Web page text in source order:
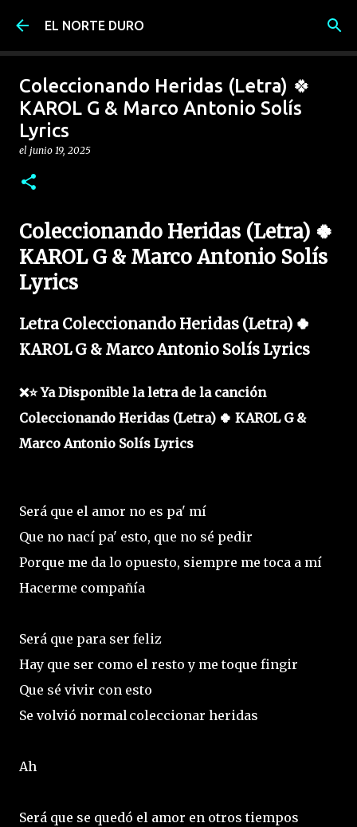
Ir al contenido principal
EL NORTE DURO
Coleccionando Heridas (Letra) 🍀
KAROL G & Marco Antonio Solís
Lyrics
el junio 19, 2025
Coleccionando Heridas (Letra) 🍀
KAROL G & Marco Antonio Solís
Lyrics
Letra Coleccionando Heridas (Letra) 🍀
KAROL G & Marco Antonio Solís Lyrics
❌⭐ Ya Disponible la letra de la canción
Coleccionando Heridas (Letra) 🍀 KAROL G &
Marco Antonio Solís Lyrics
Será que el amor no es pa' mí
Que no nací pa' esto, que no sé pedir
Porque me da lo opuesto, siempre me toca a mí
Hacerme compañía
Será que para ser feliz
Hay que ser como el resto y me toque fingir
Que sé vivir con esto
Se volvió normal coleccionar heridas
Ah
Será que se quedó el amor en otros tiempos